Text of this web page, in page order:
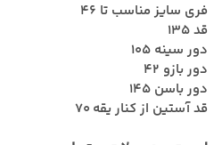
فری سایز مناسب تا 46
قد 135
دور سینه 105
دور بازو 42
دور باسن 145
قد آستین از کنار یقه 70